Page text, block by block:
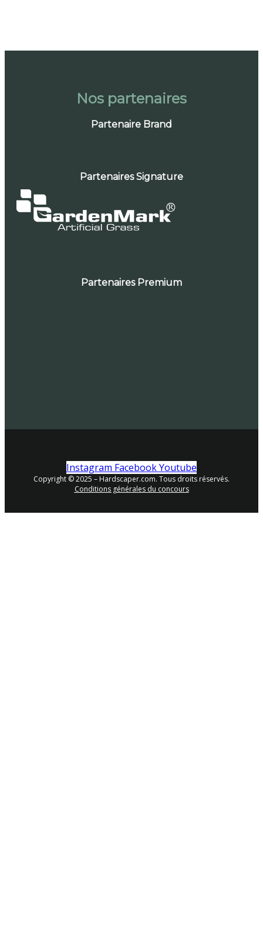
Nos partenaires
Partenaire Brand
Partenaires Signature
Partenaires Premium
Instagram FacebookYoutube
Copyright © 2025 – Hardscaper.com. Tous droits réservés.
Conditions générales du concours